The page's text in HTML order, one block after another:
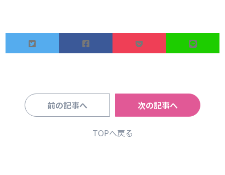
前の記事へ 次の記事へ
TOPへ戻る